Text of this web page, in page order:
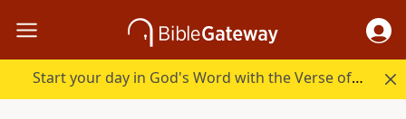
Start your day in God's Word with the Verse of the Day.